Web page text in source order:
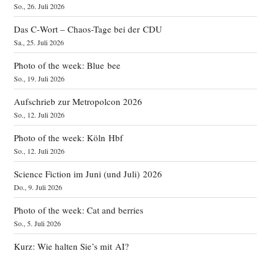
So., 26. Juli 2026
Das C‑Wort – Chaos-Tage bei der CDU
Sa., 25. Juli 2026
Photo of the week: Blue bee
So., 19. Juli 2026
Aufschrieb zur Metropolcon 2026
So., 12. Juli 2026
Photo of the week: Köln Hbf
So., 12. Juli 2026
Science Fiction im Juni (und Juli) 2026
Do., 9. Juli 2026
Photo of the week: Cat and berries
So., 5. Juli 2026
Kurz: Wie halten Sie’s mit AI?